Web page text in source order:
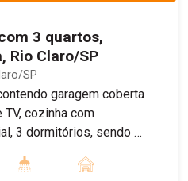
3 quartos,
Rio Claro/SP
SP
garagem coberta
cozinha com
3 dormitórios, sendo 1
de lazer e banheiro